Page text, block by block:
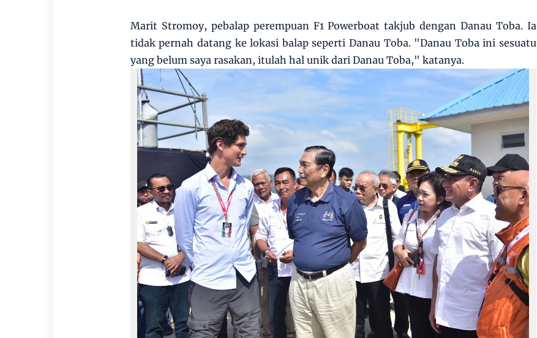
Marit Stromoy, pebalap perempuan F1 Powerboat takjub dengan Danau Toba. Ia
tidak pernah datang ke lokasi balap seperti Danau Toba. "Danau Toba ini sesuatu
yang belum saya rasakan, itulah hal unik dari Danau Toba," katanya.